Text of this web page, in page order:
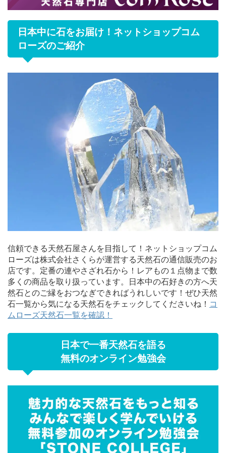
日本中に石をお届け！ネットショップコム
ローズのご紹介
信頼できる天然石屋さんを目指して！ネットショップコム
ローズは株式会社さくらが運営する天然石の通信販売のお
店です。定番の連やさざれ石から！レアもの１点物まで数
多くの商品を取り扱っています。日本中の石好きの方へ天
然石とのご縁をおつなぎできればうれしいです！ぜひ天然
石一覧から気になる天然石をチェックしてくださいね！ コ
ムローズ天然石一覧を確認！
日本で一番天然石を語る
無料のオンライン勉強会